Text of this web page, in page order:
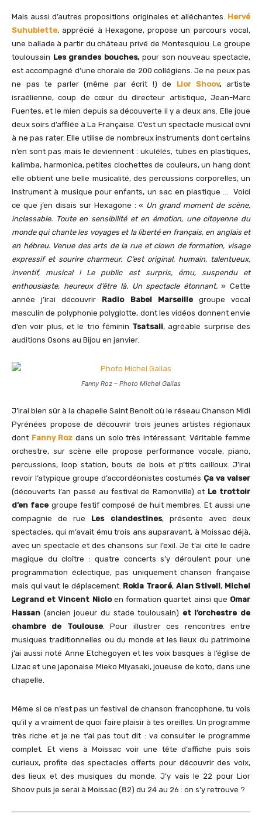
Mais aussi d’autres propositions originales et alléchantes. Hervé
Suhubiette, apprécié à Hexagone, propose un parcours vocal,
une ballade à partir du château privé de Montesquiou. Le groupe
toulousain Les grandes bouches, pour son nouveau spectacle,
est accompagné d’une chorale de 200 collégiens. Je ne peux pas
ne pas te parler (même par écrit !) de
Lior Shoov,artiste
israélienne, coup de cœur du directeur artistique, Jean-Marc
Fuentes, et le mien depuis sa découverte il y a deux ans. Elle joue
deux soirs d’affilée à La Française. C’est un spectacle musical ovni
à ne pas rater. Elle utilise de nombreux instruments dont certains
n’en sont pas mais le deviennent : ukulélés, tubes en plastiques,
kalimba, harmonica, petites clochettes de couleurs, un hang dont
elle obtient une belle musicalité, des percussions corporelles, un
instrument à musique pour enfants, un sac en plastique … Voici
ce que j’en disais sur Hexagone : « Un grand moment de scène,
inclassable. Toute en sensibilité et en émotion, une citoyenne du
monde qui chante les voyages et la liberté en français, en anglais et
en hébreu. Venue des arts de la rue et clown de formation, visage
expressif et sourire charmeur. C’est original, humain, talentueux,
inventif, musical ! Le public est surpris, ému, suspendu et
enthousiaste, heureux d’être là. Un spectacle étonnant.» Cette
année j’irai découvrir Radio Babel Marseille groupe vocal
masculin de polyphonie polyglotte, dont les vidéos donnent envie
d’en voir plus, et le trio féminin Tsatsali, agréable surprise des
auditions Osons au Bijou en janvier.
Fanny Roz – Photo Michel Gallas
J’irai bien sûr à la chapelle Saint Benoit où le réseau Chanson Midi
Pyrénées propose de découvrir trois jeunes artistes régionaux
dont Fanny Roz dans un solo très intéressant. Véritable femme
orchestre, sur scène elle propose performance vocale, piano,
percussions, loop station, bouts de bois et p’tits cailloux. J’irai
revoir l’atypique groupe d’accordéonistes costumés Ça va valser
(découverts l’an passé au festival de Ramonville) et Le trottoir
d’en face groupe festif composé de huit membres. Et aussi une
compagnie de rue Les clandestines, présente avec deux
spectacles, qui m’avait ému trois ans auparavant, à Moissac déjà,
avec un spectacle et des chansons sur l’exil. Je t’ai cité le cadre
magique du cloître : quatre concerts s’y déroulent pour une
programmation éclectique, pas uniquement chanson française
mais qui vaut le déplacement. Rokia Traoré, Alan Stivell, Michel
Legrand et Vincent Nicloen formation quartet ainsi que Omar
Hassan (ancien joueur du stade toulousain) et l’orchestre de
chambre de Toulouse. Pour illustrer ces rencontres entre
musiques traditionnelles ou du monde et les lieux du patrimoine
j’ai aussi noté Anne Etchegoyen et les voix basques à l’église de
Lizac et une japonaise Mieko Miyasaki, joueuse de koto, dans une
chapelle.
Même si ce n’est pas un festival de chanson francophone, tu vois
qu’il y a vraiment de quoi faire plaisir à tes oreilles. Un programme
très riche et je ne t’ai pas tout dit : va consulter le programme
complet. Et viens à Moissac voir une tête d’affiche puis sois
curieux, profite des spectacles offerts pour découvrir des voix,
des lieux et des musiques du monde. J’y vais le 22 pour Lior
Shoov puis je serai à Moissac (82) du 24 au 26 : on s’y retrouve ?